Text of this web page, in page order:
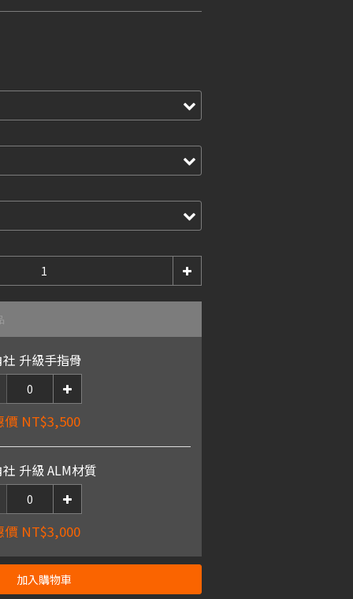
升級手指骨
價 NT$3,500
升級 ALM材質
價 NT$3,000
加入購物車